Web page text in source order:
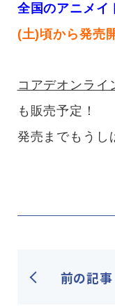
全国のアニメイ
(土)頃から発売
コアデオンライ
も販売予定！
発売までもうし
前の記事